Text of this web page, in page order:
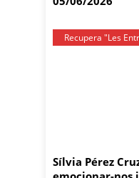
Recupera "Les
Sílvia Pérez